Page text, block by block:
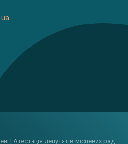
| Атестація депутатів місцевих рад